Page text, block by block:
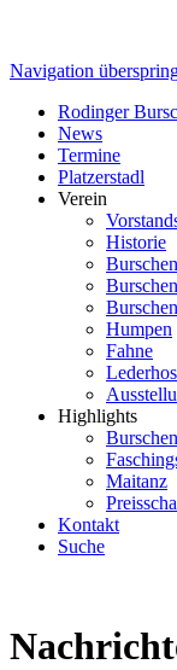
Navigation
Rodinger
News
Termine
Platzerstadl
Verein
Historie
Humpen
Fahne
Highlights
Maitanz
Kontakt
Suche